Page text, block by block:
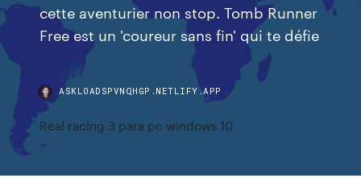
cette aventurier non stop. Tomb Runner
Free est un 'coureur sans fin' qui te défie
ASKLOADSPVNQHGP.NETLIFY.APP
Real racing 3 para pc windows 10